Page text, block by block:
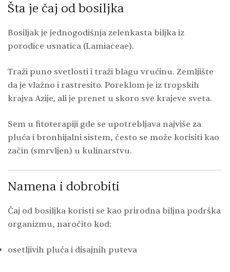
Šta je čaj od bosiljka
Bosiljak je jednogodišnja zelenkasta biljka iz
porodice usnatica (Lamiaceae).
Traži puno svetlosti i traži blagu vrućinu. Zemljište
da je vlažno i rastresito. Poreklom je iz tropskih
krajva Azije, ali je prenet u skoro sve krajeve sveta.
Sem u fitoterapiji gde se upotrebljava najviše za
pluća i bronhijalni sistem, često se može korisiti kao
začin (smrvljen) u kulinarstvu.
Namena i dobrobiti
Čaj od bosiljka koristi se kao prirodna biljna podrška
organizmu, naročito kod:
osetljivih pluća i disajnih puteva